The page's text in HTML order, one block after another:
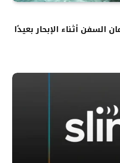
السفن أثناء الإبحار بعيدًا